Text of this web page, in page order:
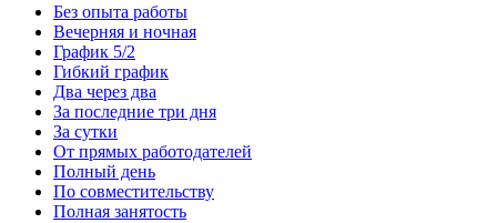
Без опыта работы
Вечерняя и ночная
График 5/2
Гибкий график
Два через два
За последние три дня
За сутки
От прямых работодателей
Полный день
По совместительству
Полная занятость